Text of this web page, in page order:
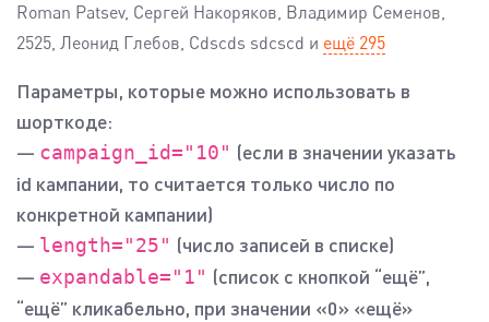
Roman Patsev, Сергей Накоряков, Владимир Семенов,
2525, Леонид Глебов, Cdscds sdcscd и ещё 295
Параметры, которые можно использовать в
шорткоде:
— campaign_id="10" (если в значении указать
id кампании, то считается только число по
конкретной кампании)
— length="25" (число записей в списке)
— expandable="1" (список с кнопкой “ещё”,
“ещё” кликабельно, при значении «0» «ещё»